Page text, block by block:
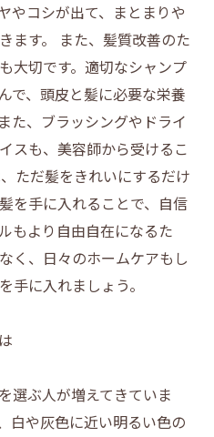
やコシが出て、まとまりや
ます。 また、髪質改善のた
大切です。適切なシャンプ
で、頭皮と髪に必要な栄養
た、ブラッシングやドライ
スも、美容師から受けるこ
ただ髪をきれいにするだけ
を手に入れることで、自信
もより自由自在になるた
く、日々のホームケアもし
手に入れましょう。
選ぶ人が増えてきていま
白や灰色に近い明るい色の